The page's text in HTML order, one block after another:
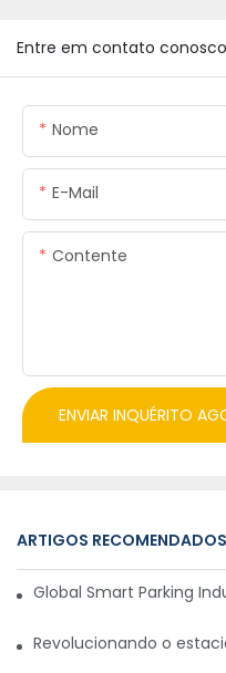
Entre em contato conosco
Nome
E-Mail
Contente
ENVIAR INQUÉRITO
ARTIGOS RECOMENDADOS
Global Smart Parking
Revolucionando o